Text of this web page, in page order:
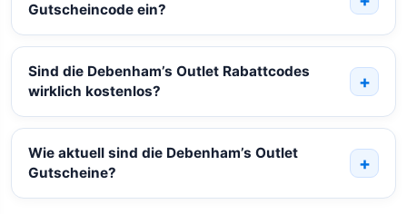
Gutscheincode ein?
Sind die Debenham’s Outlet Rabattcodes
wirklich kostenlos?
Wie aktuell sind die Debenham’s Outlet
Gutscheine?